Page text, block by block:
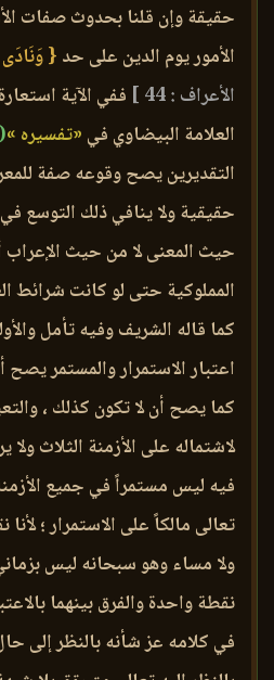
حقيقة وإن قلنا بحدوث صفات
الأمور يوم الدين على حد {
الأعراف : 44 ]
ففي الآية
العلامة البيضاوي في «تفسيره »(
التقديرين يصح وقوعه صفة
حقيقية ولا ينافي ذلك التوسع
حيث المعنى لا من حيث الإعراب
المملوكية حتى لو كانت شرائط
كما قاله الشريف وفيه تأمل
اعتبار الاستمرار والمستمر
كما يصح أن لا تكون كذلك ،
لاشتماله على الأزمنة الثلاث ولا
فيه ليس مستمراً في جميع
تعالى مالكاً على الاستمرار ؛
ولا مساء وهو سبحانه ليس
نقطة واحدة والفرق بينهما
في كلامه عز شأنه بالنظر إلى